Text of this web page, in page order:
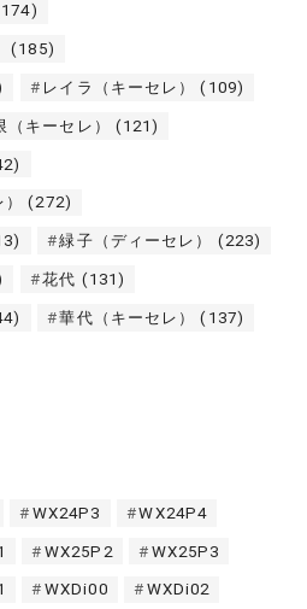
(185)
レイラ（キーセレ） (109)
（キーセレ） (121)
(272)
緑子（ディーセレ） (223)
花代 (131)
華代（キーセレ） (137)
WX24P3 WX24P4
WX25P2 WX25P3
WXDi00 WXDi02